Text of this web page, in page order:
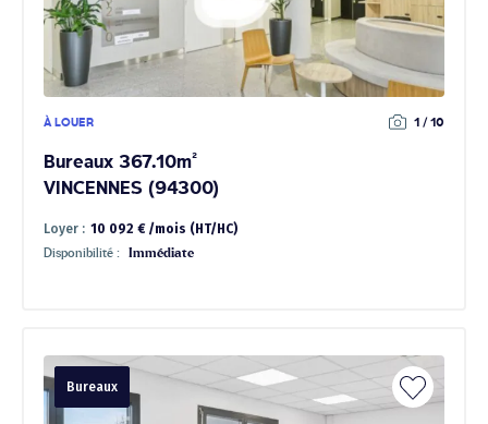
À LOUER 1 / 10
Bureaux 367.10m²
VINCENNES (94300)
Loyer : 10 092 € /mois (HT/HC)
Disponibilité : Immédiate
Bureaux